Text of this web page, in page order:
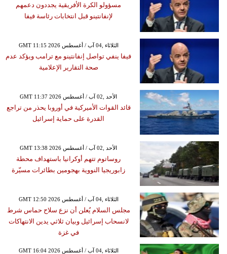
مسؤولو الكرة الأفريقية يجددون دعمهم
لإنفانتينو قبل انتخابات رئاسة فيفا
GMT 11:15 2026 الثلاثاء ,04 آب / أغسطس
فيفا ينفي تواصل إنفانتينو مع ترامب ويؤكد عدم
صحة التقارير الإعلامية
GMT 11:37 2026 الأحد ,02 آب / أغسطس
قائد القوات الأميركية في أوروبا يحذر من تراجع
القدرة على حماية إسرائيل
GMT 13:38 2026 الأحد ,02 آب / أغسطس
روساتوم تتهم أوكرانيا باستهداف محطة
زابوريجيا النووية بهجومين بطائرات مسيّرة
GMT 12:50 2026 الثلاثاء ,04 آب / أغسطس
مجلس السلام يُعلن أن نزع سلاح حماس شرط
لانسحاب إسرائيل وبيان ثلاثي يدين الانتهاكات
في غزة
GMT 16:04 2026 الثلاثاء ,04 آب / أغسطس